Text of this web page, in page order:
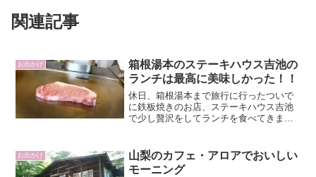
関連記事
お出かけ
箱根湯本のステーキハウス吉池の
ランチは最高に美味しかった！！
休日、箱根湯本まで旅行に行ったついで
に鉄板焼きのお店、ステーキハウス吉池
で少し贅沢をしてランチを食べてきまし
いいお肉というのが、どんな味なのかを
知ってもらいたくて行って...
お出かけ
山梨のカフェ・アロアでおいしい
モーニング